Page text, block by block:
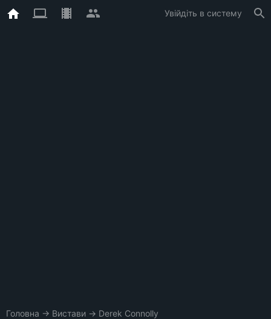
Увійдіть в систему
Головна → Вистави → Derek Connolly